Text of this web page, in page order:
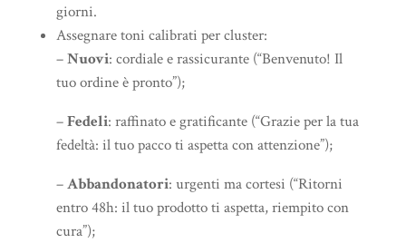
giorni.
Assegnare toni calibrati per cluster:
–Nuovi: cordiale e rassicurante (“Benvenuto! Il
tuo ordine è pronto”);
–Fedeli: raffinato e gratificante (“Grazie per la tua
fedeltà: il tuo pacco ti aspetta con attenzione”);
–Abbandonatori: urgenti ma cortesi (“Ritorni
entro 48h: il tuo prodotto ti aspetta, riempito con
cura”);